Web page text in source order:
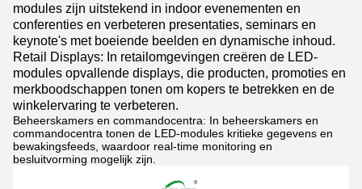
modules zijn uitstekend in indoor evenementen en
conferenties en verbeteren presentaties, seminars en
keynote's met boeiende beelden en dynamische inhoud.
Retail Displays: In retailomgevingen creëren de LED-
modules opvallende displays, die producten, promoties en
merkboodschappen tonen om kopers te betrekken en de
winkelervaring te verbeteren.
Beheerskamers en commandocentra: In beheerskamers en
commandocentra tonen de LED-modules kritieke gegevens en
bewakingsfeeds, waardoor real-time monitoring en
besluitvorming mogelijk zijn.